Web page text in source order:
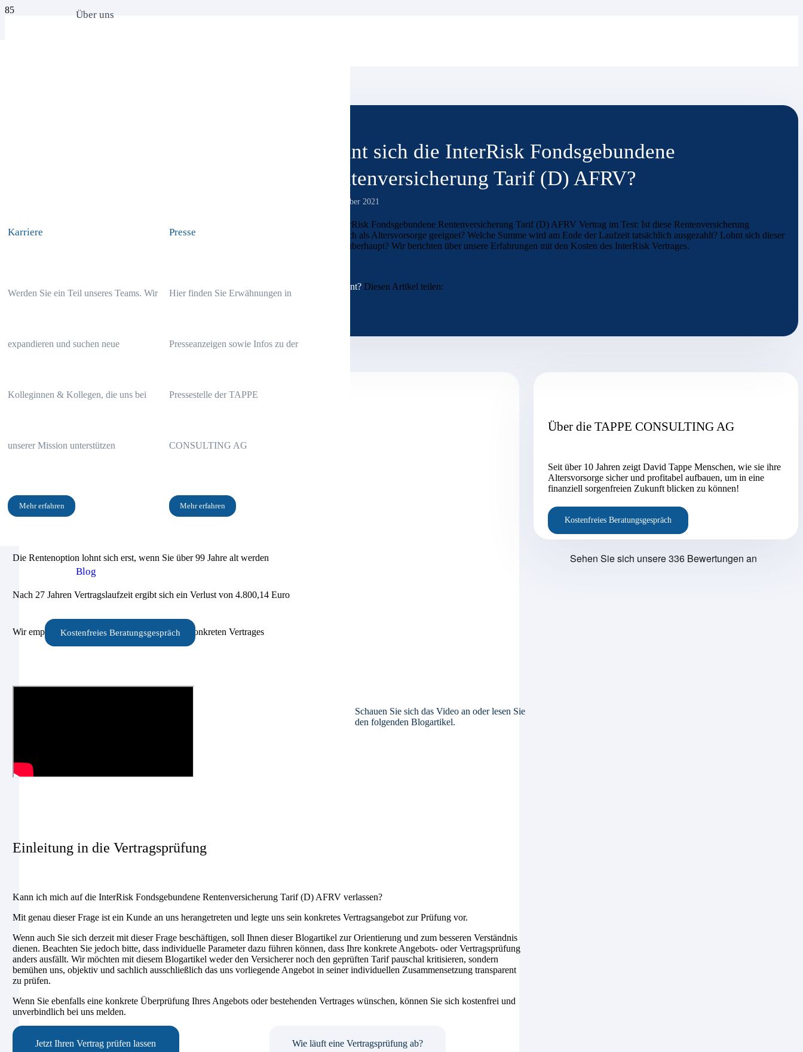
Über uns
Karriere
Werden Sie ein Teil unseres Teams. Wir
expandieren und suchen neue
Kolleginnen & Kollegen, die uns bei
unserer Mission unterstützen
Mehr erfahren
Presse
Hier finden Sie Erwähnungen in
Presseanzeigen sowie Infos zu der
Pressestelle der TAPPE
CONSULTING AG
Mehr erfahren
Blog
Kostenfreies Beratungsgespräch
Lohnt sich die InterRisk Fondsgebundene
Rentenversicherung Tarif (D) AFRV?
8. Dezember 2021
Der InterRisk Fondsgebundene Rentenversicherung Tarif (D) AFRV Vertrag im Test: Ist diese Rentenversicherung
tatsächlich als Altersvorsorge geeignet? Welche Summe wird am Ende der Laufzeit tatsächlich ausgezahlt? Lohnt sich dieser
Vertrag überhaupt? Wir berichten über unsere Erfahrungen mit den Kosten des InterRisk Vertrages.
Interessant?Diesen Artikel teilen:
Die Rentenoption lohnt sich erst, wenn Sie über 99 Jahre alt werden
Nach 27 Jahren Vertragslaufzeit ergibt sich ein Verlust von 4.800,14 Euro
Wir empfehlen eine individuelle Prüfung Ihres konkreten Vertrages
Schauen Sie sich das Video an oder lesen Sie
den folgenden Blogartikel.
Einleitung in die Vertragsprüfung
Kann ich mich auf die InterRisk Fondsgebundene Rentenversicherung Tarif (D) AFRV verlassen?
Mit genau dieser Frage ist ein Kunde an uns herangetreten und legte uns sein konkretes Vertragsangebot zur Prüfung vor.
Wenn auch Sie sich derzeit mit dieser Frage beschäftigen, soll Ihnen dieser Blogartikel zur Orientierung und zum besseren Verständnis
dienen. Beachten Sie jedoch bitte, dass individuelle Parameter dazu führen können, dass Ihre konkrete Angebots- oder Vertragsprüfung
anders ausfällt. Wir möchten mit diesem Blogartikel weder den Versicherer noch den geprüften Tarif pauschal kritisieren, sondern
bemühen uns, objektiv und sachlich ausschließlich das uns vorliegende Angebot in seiner individuellen Zusammensetzung transparent
zu prüfen.
Wenn Sie ebenfalls eine konkrete Überprüfung Ihres Angebots oder bestehenden Vertrages wünschen, können Sie sich kostenfrei und
unverbindlich bei uns melden.
Jetzt Ihren Vertrag prüfen lassen Wie läuft eine Vertragsprüfung ab?
Über die TAPPE CONSULTING AG
Seit über 10 Jahren zeigt David Tappe Menschen, wie sie ihre
Altersvorsorge sicher und profitabel aufbauen, um in eine
finanziell sorgenfreien Zukunft blicken zu können!
Kostenfreies Beratungsgespräch